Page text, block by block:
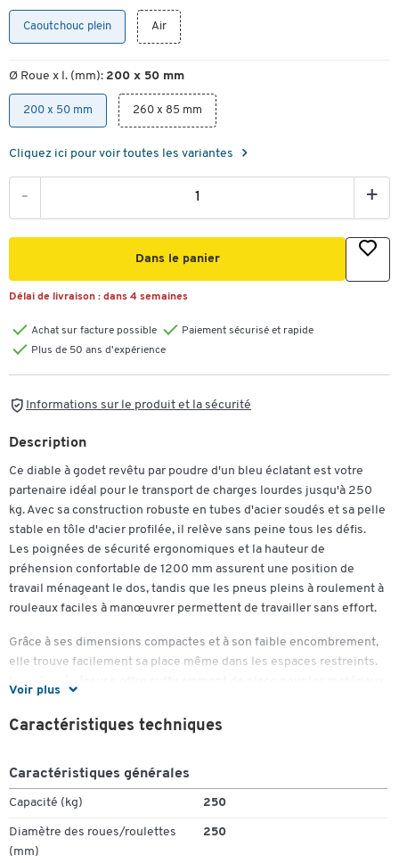
Caoutchouc plein Air
Ø Roue x l. (mm): 200 x 50 mm
200 x 50 mm 260 x 85 mm
Cliquez ici pour voir toutes les variantes
- +
Dans le panier
Délai de livraison : dans 4 semaines
Achat sur facture possible
Paiement sécurisé et rapide
Plus de 50 ans d'expérience
Informations sur le produit et la sécurité
Voir plus
Description
Ce diable à godet revêtu par poudre d'un bleu éclatant est votre
partenaire idéal pour le transport de charges lourdes jusqu'à 250
kg. Avec sa construction robuste en tubes d'acier soudés et sa pelle
stable en tôle d'acier profilée, il relève sans peine tous les défis.
Les poignées de sécurité ergonomiques et la hauteur de
préhension confortable de 1200 mm assurent une position de
travail ménageant le dos, tandis que les pneus pleins à roulement à
rouleaux faciles à manœuvrer permettent de travailler sans effort.
Grâce à ses dimensions compactes et à son faible encombrement,
elle trouve facilement sa place même dans les espaces restreints.
La pelle généreuse offre suffisamment de place pour les matériaux
en outre facile à manipuler et à transporter.
Poignées de sécurité
Construction en tube d'acier soudé
Pelle en tôle d'acier profilée
Caractéristiques techniques
Caractéristiques générales
Capacité (kg) 250
Diamètre des roues/roulettes
(mm)
250